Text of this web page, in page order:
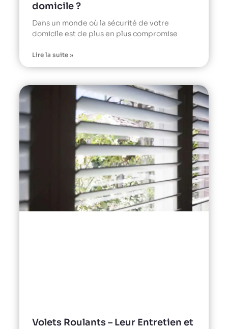
domicile ?
Dans un monde où la sécurité de votre
domicile est de plus en plus compromise
Lire la suite »
Volets Roulants – Leur Entretien et